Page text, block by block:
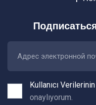
Kullanıcı
onaylıyorum.